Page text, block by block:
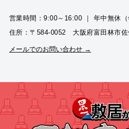
営業時間：9:00～16:00 ｜ 年中無休（
住所：〒584-0052 大阪府富田林市佐
メールでのお問い合わせ →